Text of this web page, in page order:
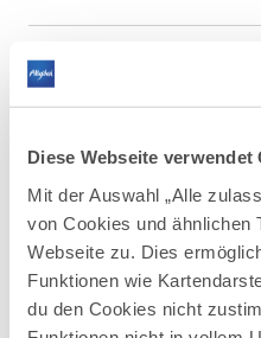
Diese Webseite verwendet
Mit der Auswahl „Alle
von Cookies und ähnlichen
Webseite zu. Dies
Funktionen wie
du den Cookies nicht
WANDERTOUR
Weitblick über dem
Christians Wandertipp führt Sie
Weitblicken in den benachbarten
Österreich. Über die
kommen Sie zum Ausgangspunkt
zurück.
12,2 km